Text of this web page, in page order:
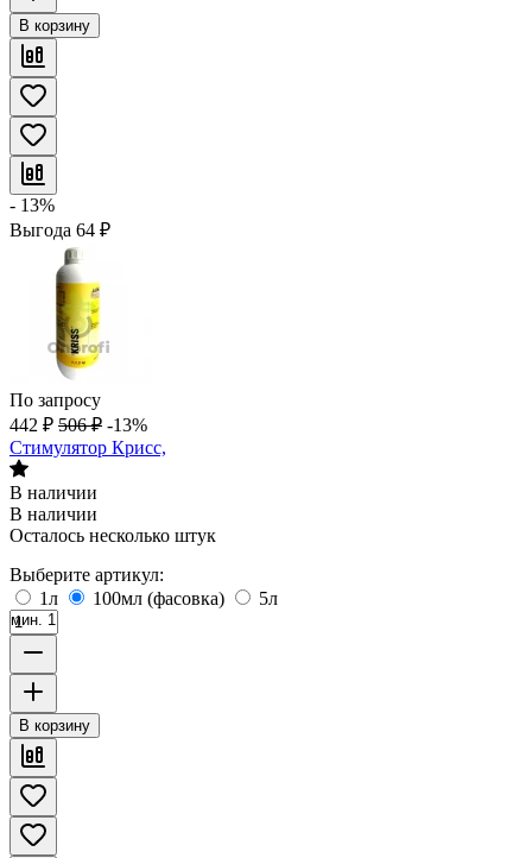
В корзину
- 13%
Выгода 64 ₽
По запросу
442 ₽ 506 ₽ -13%
Стимулятор Крисс,
В наличии
В наличии
Осталось несколько штук
Выберите артикул:
1л
100мл (фасовка) 5л
мин. 1
В корзину